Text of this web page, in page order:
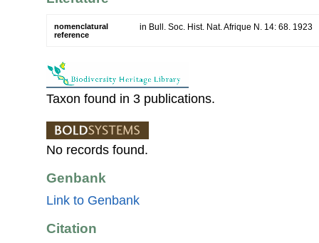
nomenclatural
reference
in Bull. Soc. Hist. Nat. Afrique N. 14: 68. 1923
Taxon found in 3 publications.
No records found.
Genbank
Link to Genbank
Citation